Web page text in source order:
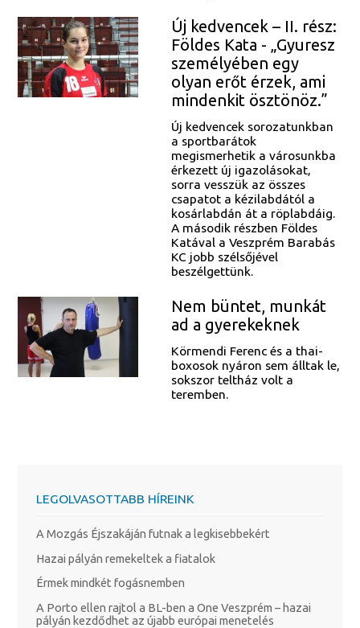
Új kedvencek – II. rész:
Földes Kata - „Gyuresz
személyében egy
olyan erőt érzek, ami
mindenkit ösztönöz.”
Új kedvencek sorozatunkban
a sportbarátok
megismerhetik a városunkba
érkezett új igazolásokat,
sorra vesszük az összes
csapatot a kézilabdától a
kosárlabdán át a röplabdáig.
A második részben Földes
Katával a Veszprém Barabás
KC jobb szélsőjével
beszélgettünk.
Nem büntet, munkát
ad a gyerekeknek
Körmendi Ferenc és a thai-
boxosok nyáron sem álltak le,
sokszor teltház volt a
teremben.
LEGOLVASOTTABB HÍREINK
A Mozgás Éjszakáján futnak a legkisebbekért
Hazai pályán remekeltek a fiatalok
Érmek mindkét fogásnemben
A Porto ellen rajtol a BL-ben a One Veszprém – hazai
pályán kezdődhet az újabb európai menetelés